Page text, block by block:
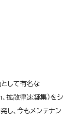
して有名な
散律速凝集）をシ
し、今もメンテナン